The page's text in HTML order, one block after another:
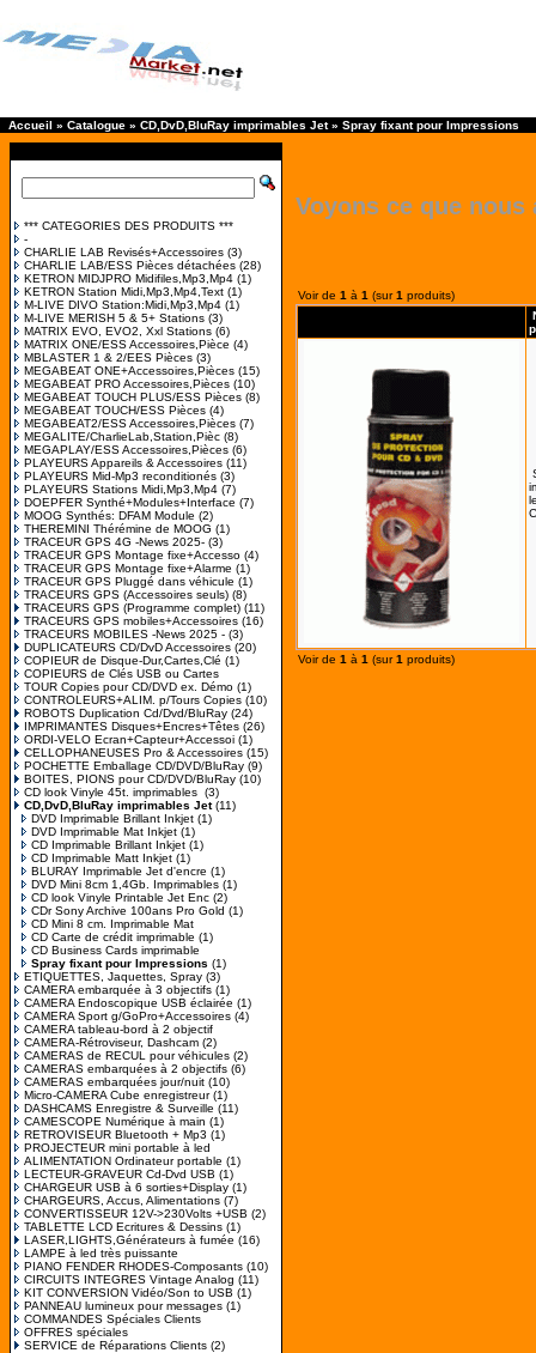
Accueil » Catalogue » CD,DvD,BluRay imprimables Jet» Spray fixant pour Impressions
*** CATEGORIES DES PRODUITS ***
-
CHARLIE LAB Revisés+Accessoires (3)
CHARLIE LAB/ESS Pièces détachées (28)
KETRON MIDJPRO Midifiles,Mp3,Mp4 (1)
KETRON Station Midi,Mp3,Mp4,Text (1)
M-LIVE DIVO Station:Midi,Mp3,Mp4 (1)
M-LIVE MERISH 5 & 5+ Stations (3)
MATRIX EVO, EVO2, Xxl Stations (6)
MATRIX ONE/ESS Accessoires,Pièce (4)
MBLASTER 1 & 2/EES Pièces (3)
MEGABEAT ONE+Accessoires,Pièces (15)
MEGABEAT PRO Accessoires,Pièces (10)
MEGABEAT TOUCH PLUS/ESS Pièces (8)
MEGABEAT TOUCH/ESS Pièces (4)
MEGABEAT2/ESS Accessoires,Pièces (7)
MEGALITE/CharlieLab,Station,Pièc (8)
MEGAPLAY/ESS Accessoires,Pièces (6)
PLAYEURS Appareils & Accessoires (11)
PLAYEURS Mid-Mp3 reconditionés (3)
PLAYEURS Stations Midi,Mp3,Mp4 (7)
DOEPFER Synthé+Modules+Interface (7)
MOOG Synthés: DFAM Module (2)
THEREMINI Thérémine de MOOG (1)
TRACEUR GPS 4G -News 2025- (3)
TRACEUR GPS Montage fixe+Accesso (4)
TRACEUR GPS Montage fixe+Alarme (1)
TRACEUR GPS Pluggé dans véhicule (1)
TRACEURS GPS (Accessoires seuls) (8)
TRACEURS GPS (Programme complet) (11)
TRACEURS GPS mobiles+Accessoires (16)
TRACEURS MOBILES -News 2025 - (3)
DUPLICATEURS CD/DvD Accessoires (20)
COPIEUR de Disque-Dur,Cartes,Clé (1)
COPIEURS de Clés USB ou Cartes
TOUR Copies pour CD/DVD ex. Démo (1)
CONTROLEURS+ALIM. p/Tours Copies (10)
ROBOTS Duplication Cd/Dvd/BluRay (24)
IMPRIMANTES Disques+Encres+Têtes (26)
ORDI-VELO Ecran+Capteur+Accessoi (1)
CELLOPHANEUSES Pro & Accessoires (15)
POCHETTE Emballage CD/DVD/BluRay (9)
BOITES, PIONS pour CD/DVD/BluRay (10)
CD look Vinyle 45t. imprimables (3)
CD,DvD,BluRay imprimables Jet(11)
DVD Imprimable Brillant Inkjet (1)
DVD Imprimable Mat Inkjet (1)
CD Imprimable Brillant Inkjet (1)
CD Imprimable Matt Inkjet (1)
BLURAY Imprimable Jet d'encre (1)
DVD Mini 8cm 1,4Gb. Imprimables (1)
CD look Vinyle Printable Jet Enc (2)
CDr Sony Archive 100ans Pro Gold (1)
CD Mini 8 cm. Imprimable Mat
CD Carte de crédit imprimable (1)
CD Business Cards imprimable
Spray fixant pour Impressions (1)
ETIQUETTES, Jaquettes, Spray (3)
CAMERA embarquée à 3 objectifs (1)
CAMERA Endoscopique USB éclairée (1)
CAMERA Sport g/GoPro+Accessoires (4)
CAMERA tableau-bord à 2 objectif
CAMERA-Rétroviseur, Dashcam (2)
CAMERAS de RECUL pour véhicules (2)
CAMERAS embarquées à 2 objectifs (6)
CAMERAS embarquées jour/nuit (10)
Micro-CAMERA Cube enregistreur(1)
DASHCAMS Enregistre & Surveille (11)
CAMESCOPE Numérique à main (1)
RETROVISEUR Bluetooth + Mp3 (1)
PROJECTEUR mini portable à led
ALIMENTATION Ordinateur portable (1)
LECTEUR-GRAVEUR Cd-Dvd USB (1)
CHARGEUR USB à 6 sorties+Display (1)
CHARGEURS, Accus, Alimentations (7)
CONVERTISSEUR 12V->230Volts +USB (2)
TABLETTE LCD Ecritures & Dessins (1)
LASER,LIGHTS,Générateurs à fumée (16)
LAMPE à led très puissante
PIANO FENDER RHODES-Composants (10)
CIRCUITS INTEGRES Vintage Analog (11)
KIT CONVERSION Vidéo/Son to USB (1)
PANNEAU lumineux pour messages (1)
COMMANDES Spéciales Clients
OFFRES spéciales
SERVICE de Réparations Clients (2)
Voyons ce que nous
Voir de 1 à 1 (sur1 produits)
Voir de 1 à 1 (sur1 produits)